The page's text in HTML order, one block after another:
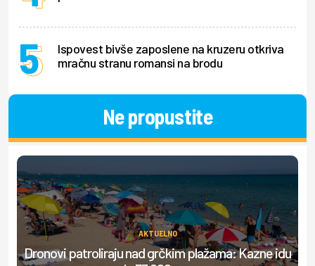
Ispovest bivše zaposlene na kruzeru otkriva
mračnu stranu romansi na brodu
Ne propustite
AKTUELNO
Dronovi patroliraju nad grčkim plažama: Kazne idu